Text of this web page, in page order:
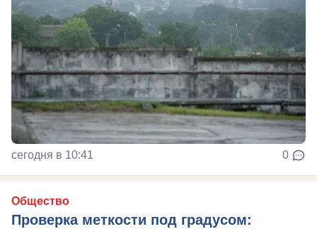
сегодня в 10:41 0
Общество
Проверка меткости под градусом: